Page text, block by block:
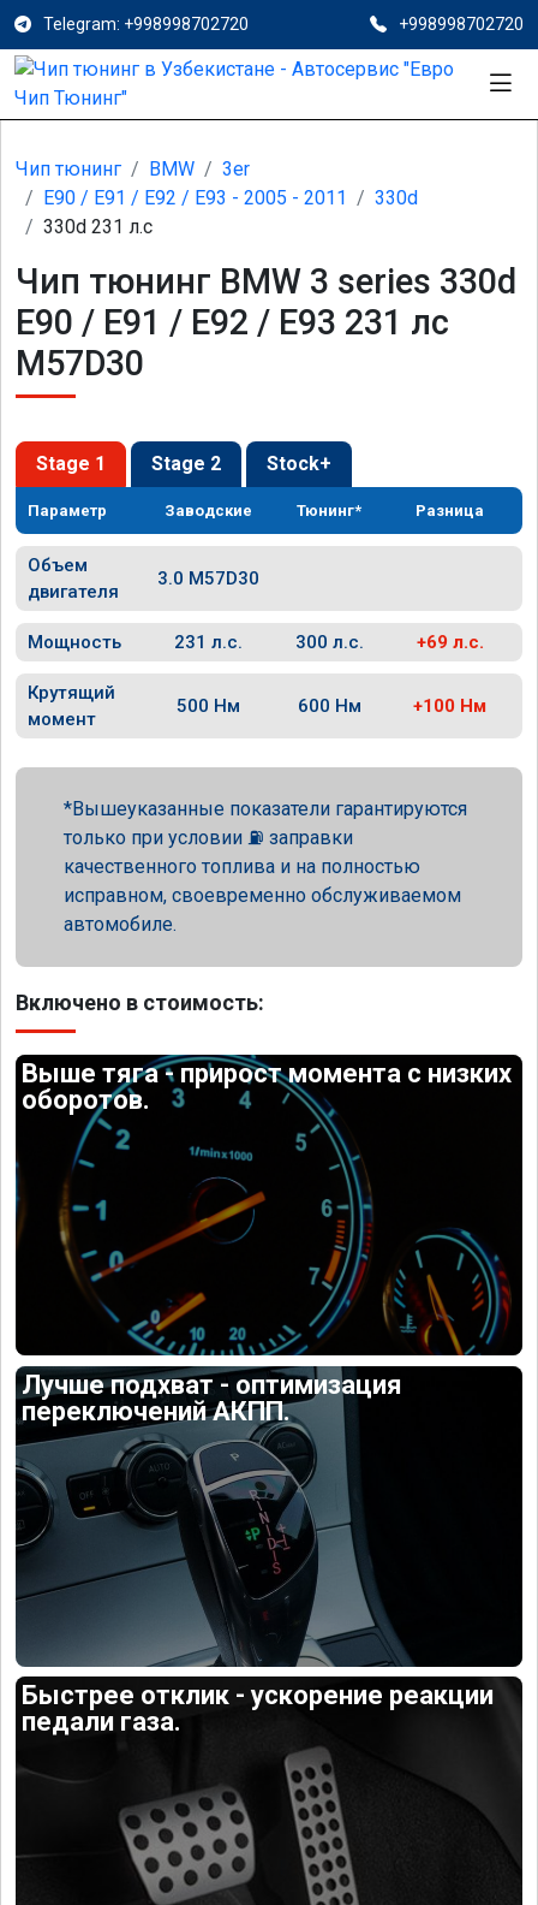
Telegram: +998998702720 +998998702720
Чип тюнинг BMW
3er
E90 / E91 / E92 / E93 - 2005 - 2011
330d
330d 231 л.с
Чип тюнинг BMW 3 series 330d
E90 / E91 / E92 / E93 231 лс
M57D30
Stage 1 Stage 2 Stock+
Параметр Заводские Тюнинг* Разница
Объем
двигателя
3.0 M57D30
Мощность 231 л.с. 300 л.с. +69 л.с.
Крутящий
момент
500 Нм 600 Нм +100 Нм
Вышеуказанные показатели гарантируются
только при условии ⛽ заправки
качественного топлива и на полностью
исправном, своевременно обслуживаемом
автомобиле.
Включено в стоимость:
Выше тяга - прирост момента с низких
оборотов.
Лучше подхват - оптимизация
переключений АКПП.
Быстрее отклик - ускорение реакции
педали газа.